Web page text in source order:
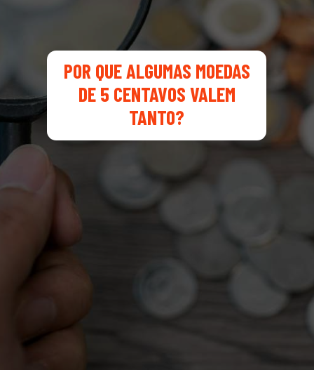
POR QUE ALGUMAS MOEDAS
DE 5 CENTAVOS VALEM
TANTO?